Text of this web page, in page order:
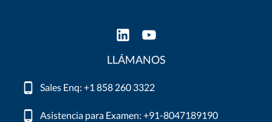
LLÁMANOS
Sales Enq: +1 858 260 3322
Asistencia para Examen: +91-8047189190